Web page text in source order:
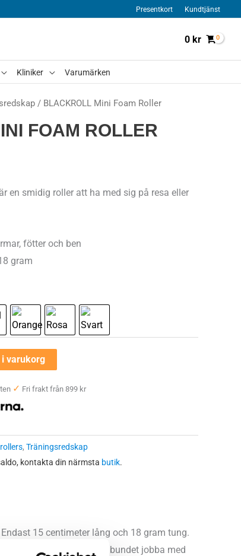
Presentkort Kundtjänst
0 kr
Kliniker Varumärken
/ BLACKROLL Mini Foam Roller
FOAM ROLLER
en smidig roller att ha med sig på resa eller
fötter och ben
gram
i varukorg
✓ Fri frakt från 899 kr
, Träningsredskap
kontakta din närmsta butik.
15 centimeter lång och 18 gram tung.
Genom att regelbundet jobba med